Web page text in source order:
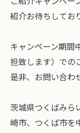
紹介お待ちしてお
キャンペーン期間
担致します）での
是非、お問い合わ
茨城県つくばみら
崎市、つくば市を